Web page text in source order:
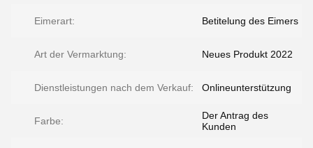
Eimerart: Betitelung des Eimers
Art der Vermarktung: Neues Produkt 2022
Dienstleistungen nach dem Verkauf: Onlineunterstützung
Farbe:
Der Antrag des
Kunden